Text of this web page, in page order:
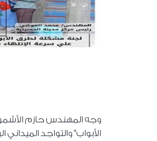
وجه المهندس حازم
الأبواب" والتواجد